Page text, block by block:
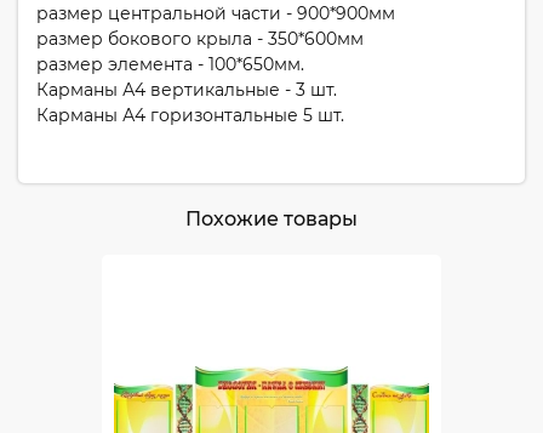
размер центральной части - 900*900мм
размер бокового крыла - 350*600мм
размер элемента - 100*650мм.
Карманы А4 вертикальные - 3 шт.
Карманы А4 горизонтальные 5 шт.
Похожие товары